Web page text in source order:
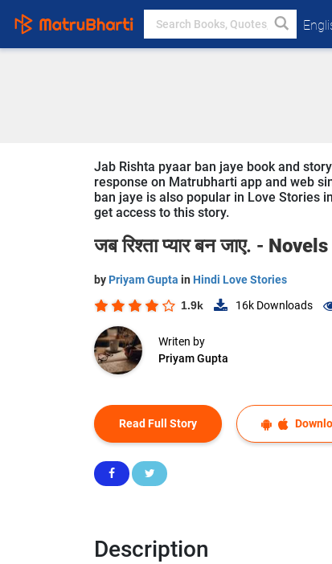
Jab Rishta pyaar ban jaye book and
response on Matrubharti app and web
ban jaye is also popular in Love Stories
get access to this story.
जब रिश्ता प्यार बन जाए. - Novels
by Priyam Gupta in Hindi Love Stories
1.9k 16k Downloads
Writen by
Priyam Gupta
Read Full Story
Description